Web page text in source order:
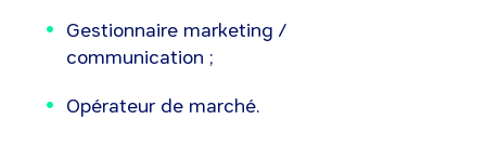
Gestionnaire marketing /
communication ;
Opérateur de marché.